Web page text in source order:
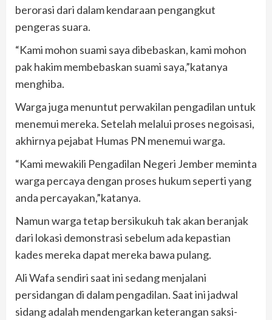
berorasi dari dalam kendaraan pengangkut
pengeras suara.
“Kami mohon suami saya dibebaskan, kami mohon
pak hakim membebaskan suami saya,”katanya
menghiba.
Warga juga menuntut perwakilan pengadilan untuk
menemui mereka. Setelah melalui proses negoisasi,
akhirnya pejabat Humas PN menemui warga.
“Kami mewakili Pengadilan Negeri Jember meminta
warga percaya dengan proses hukum seperti yang
anda percayakan,”katanya.
Namun warga tetap bersikukuh tak akan beranjak
dari lokasi demonstrasi sebelum ada kepastian
kades mereka dapat mereka bawa pulang.
Ali Wafa sendiri saat ini sedang menjalani
persidangan di dalam pengadilan. Saat ini jadwal
sidang adalah mendengarkan keterangan saksi-